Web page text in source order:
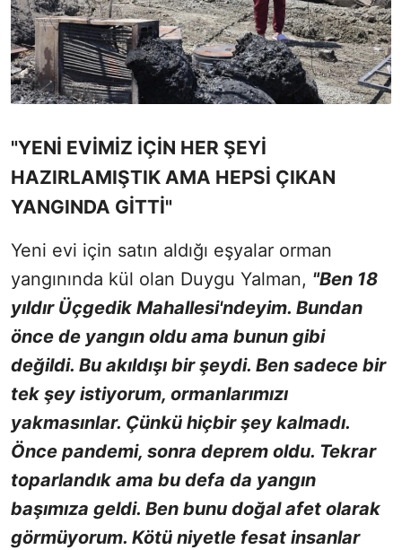
"YENİ EVİMİZ İÇİN HER ŞEYİ
HAZIRLAMIŞTIK AMA HEPSİ ÇIKAN
YANGINDA GİTTİ"
Yeni evi için satın aldığı eşyalar orman
yangınında kül olan Duygu Yalman, "Ben 18
yıldır Üçgedik Mahallesi'ndeyim. Bundan
önce de yangın oldu ama bunun gibi
değildi. Bu akıldışı bir şeydi. Ben sadece bir
tek şey istiyorum, ormanlarımızı
yakmasınlar. Çünkü hiçbir şey kalmadı.
Önce pandemi, sonra deprem oldu. Tekrar
toparlandık ama bu defa da yangın
başımıza geldi. Ben bunu doğal afet olarak
görmüyorum. Kötü niyetle fesat insanlar